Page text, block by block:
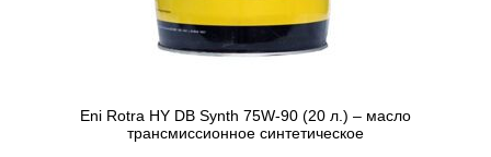
Eni Rotra HY DB Synth 75W-90 (20 л.) – масло
трансмиссионное синтетическое